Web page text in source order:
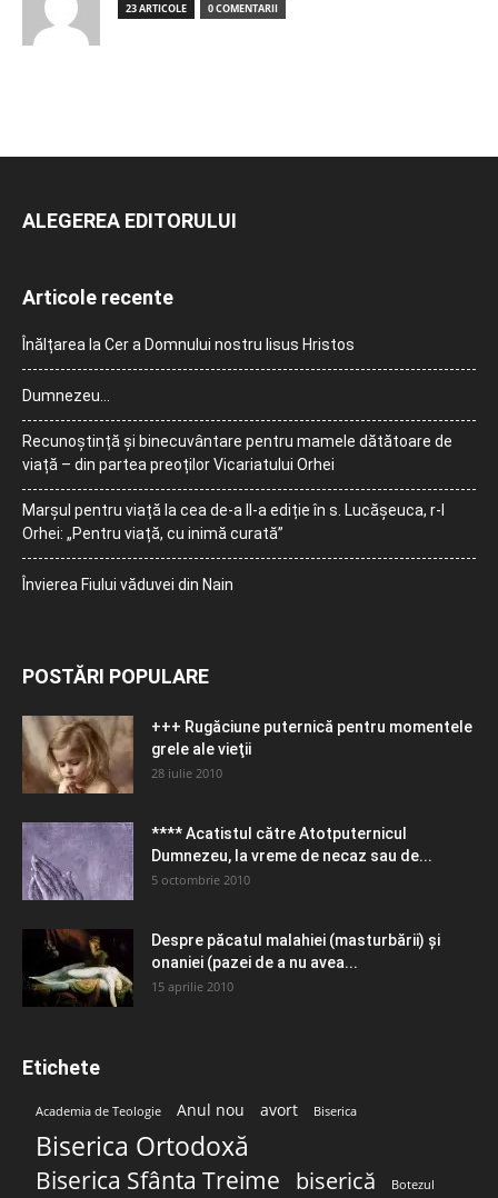
23 ARTICOLE 0 COMENTARII
ALEGEREA EDITORULUI
Articole recente
Înălțarea la Cer a Domnului nostru Iisus Hristos
Dumnezeu…
Recunoștință și binecuvântare pentru mamele dătătoare de
viață – din partea preoților Vicariatului Orhei
Marșul pentru viață la cea de-a II-a ediție în s. Lucășeuca, r-l
Orhei: „Pentru viață, cu inimă curată”
Învierea Fiului văduvei din Nain
POSTĂRI POPULARE
+++ Rugăciune puternică pentru momentele
grele ale vieţii
28 iulie 2010
**** Acatistul către Atotputernicul
Dumnezeu, la vreme de necaz sau de...
5 octombrie 2010
Despre păcatul malahiei (masturbării) şi
onaniei (pazei de a nu avea...
15 aprilie 2010
Etichete
Academia de Teologie Anul nou avort Biserica
Biserica Ortodoxă
Biserica Sfânta Treime biserică Botezul